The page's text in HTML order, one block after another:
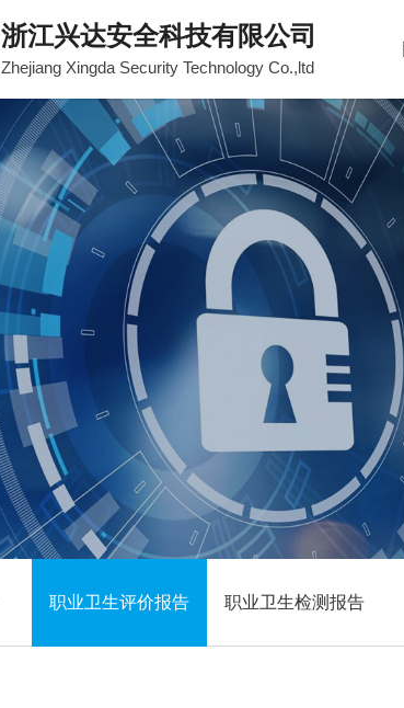
浙江兴达安全科技有限公司
Zhejiang Xingda Security Technology Co.,ltd
职业卫生评价报告 职业卫生检测报告